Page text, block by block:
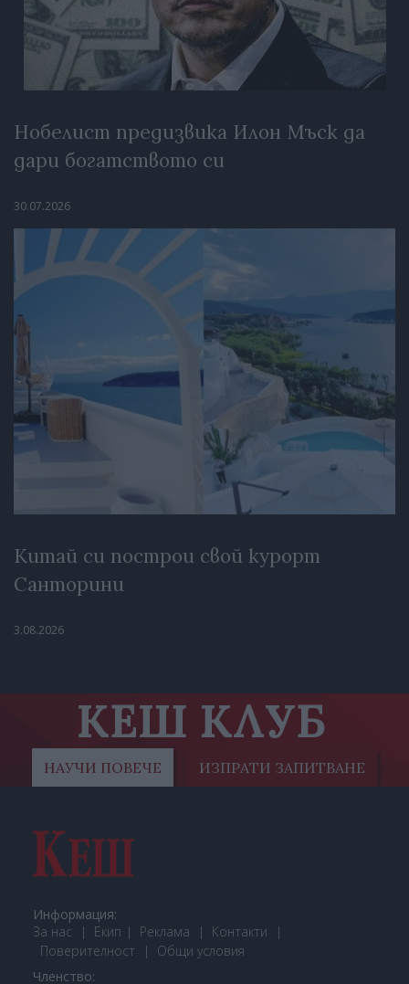
Нобелист предизвика Илон Мъск да
дари богатството си
30.07.2026
Китай си построи свой курорт
Санторини
3.08.2026
КЕШ КЛУБ
НАУЧИ ПОВЕЧЕ ИЗПРАТИ ЗАПИТВАНЕ
Информация:
За нас
Екип Реклама
Контакти
Поверителност
Общи условия
Членство: